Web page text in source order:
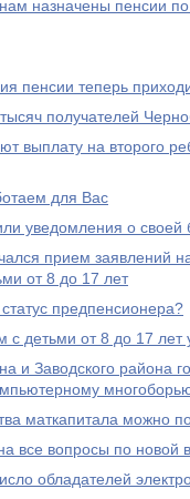
назначены пенсии
пенсии теперь
получателей
выплату на второго
для Вас
уведомления о
прием заявлений
от 8 до 17 лет
предпенсионера?
детьми от 8 до 17
и Заводского района
маткапитала можно
все вопросы по новой
обладателей